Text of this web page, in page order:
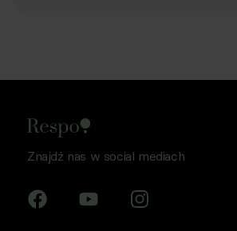
Znajdź nas w social mediach